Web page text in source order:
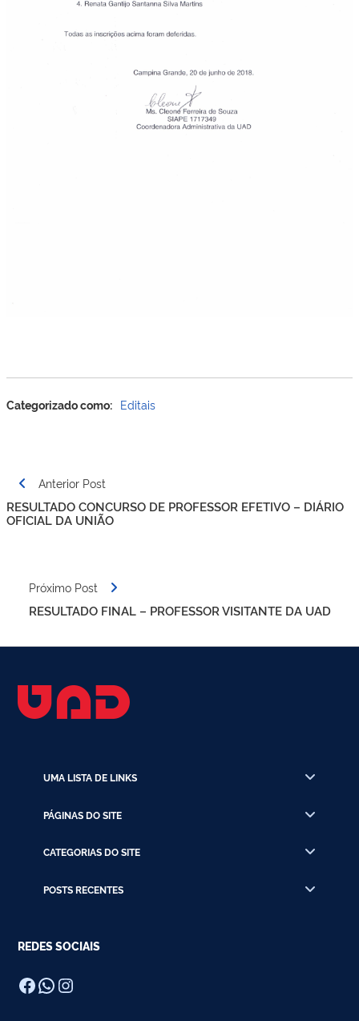
Categorizado como: Editais
Post
navigation
Anterior Post
RESULTADO CONCURSO DE PROFESSOR EFETIVO – DIÁRIO
OFICIAL DA UNIÃO
Próximo Post
RESULTADO FINAL – PROFESSOR VISITANTE DA UAD
UMA LISTA DE LINKS
PÁGINAS DO SITE
CATEGORIAS DO SITE
POSTS RECENTES
REDES SOCIAIS
Facebook
WhatsApp
Instagram